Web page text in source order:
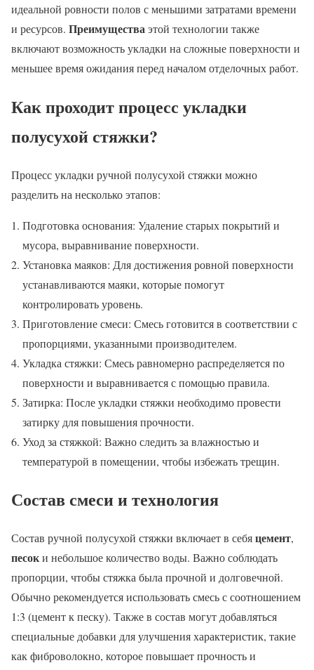
идеальной ровности полов с меньшими затратами времени
и ресурсов. Преимуществаэтой технологии также
включают возможность укладки на сложные поверхности и
меньшее время ожидания перед началом отделочных работ.
Как проходит процесс укладки
полусухой стяжки?
Процесс укладки ручной полусухой стяжки можно
разделить на несколько этапов:
Подготовка основания: Удаление старых покрытий и
мусора, выравнивание поверхности.
Установка маяков: Для достижения ровной поверхности
устанавливаются маяки, которые помогут
контролировать уровень.
Приготовление смеси: Смесь готовится в соответствии с
пропорциями, указанными производителем.
Укладка стяжки: Смесь равномерно распределяется по
поверхности и выравнивается с помощью правила.
Затирка: После укладки стяжки необходимо провести
затирку для повышения прочности.
Уход за стяжкой: Важно следить за влажностью и
температурой в помещении, чтобы избежать трещин.
Состав смеси и технология
Состав ручной полусухой стяжки включает в себяцемент,
песоки небольшое количество воды. Важно соблюдать
пропорции, чтобы стяжка была прочной и долговечной.
Обычно рекомендуется использовать смесь с соотношением
1:3 (цемент к песку). Также в состав могут добавляться
специальные добавки для улучшения характеристик, такие
как фиброволокно, которое повышает прочность и